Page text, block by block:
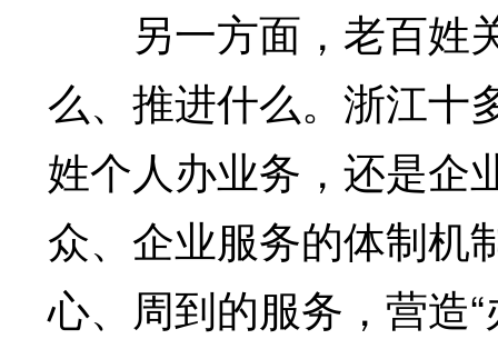
另一方面，老百姓
么、推进什么。浙江十
姓个人办业务，还是企
众、企业服务的体制机
心、周到的服务，营造